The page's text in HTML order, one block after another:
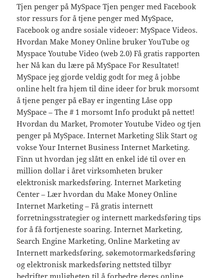
Tjen penger på MySpace Tjen penger med Facebook
stor ressurs for å tjene penger med MySpace,
Facebook og andre sosiale videoer: MySpace Videos.
Hvordan Make Money Online bruker YouTube og
Myspace Youtube Video (web 2.0) Få gratis rapporten
her Nå kan du lære på MySpace For Resultatet!
MySpace jeg gjorde veldig godt for meg å jobbe
online helt fra hjem til dine ideer for bruk morsomt
å tjene penger på eBay er ingenting Låse opp
MySpace – The # 1 morsomt Info produkt på nettet!
Hvordan du Market, Promoter Youtube Video og tjen
penger på MySpace. Internet Marketing Slik Start og
vokse Your Internet Business Internet Marketing.
Finn ut hvordan jeg slått en enkel idé til over en
million dollar i året virksomheten bruker
elektronisk markedsføring. Internet Marketing
Center – Lær hvordan du Make Money Online
Internet Marketing – Få gratis internett
forretningsstrategier og internett markedsføring tips
for å få fortjeneste soaring. Internet Marketing,
Search Engine Marketing, Online Marketing av
Internett markedsføring, søkemotormarkedsføring
og elektronisk markedsføring nettsted tilbyr